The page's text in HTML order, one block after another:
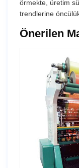
örmekte, üretim
trendlerine
Önerilen